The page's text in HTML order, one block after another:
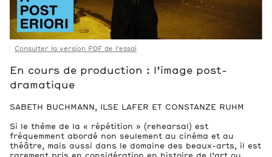
3
Boîtes d’archive
Fichiers
282,4 kB
Consulter la version PDF de l'essai
En cours de production : l’image post-
dramatique
SABETH BUCHMANN, ILSE LAFER ET CONSTANZE RUHM
Si le thème de la « répétition » (rehearsal) est
fréquemment abordé non seulement au cinéma et au
théâtre, mais aussi dans le domaine des beaux-arts, il est